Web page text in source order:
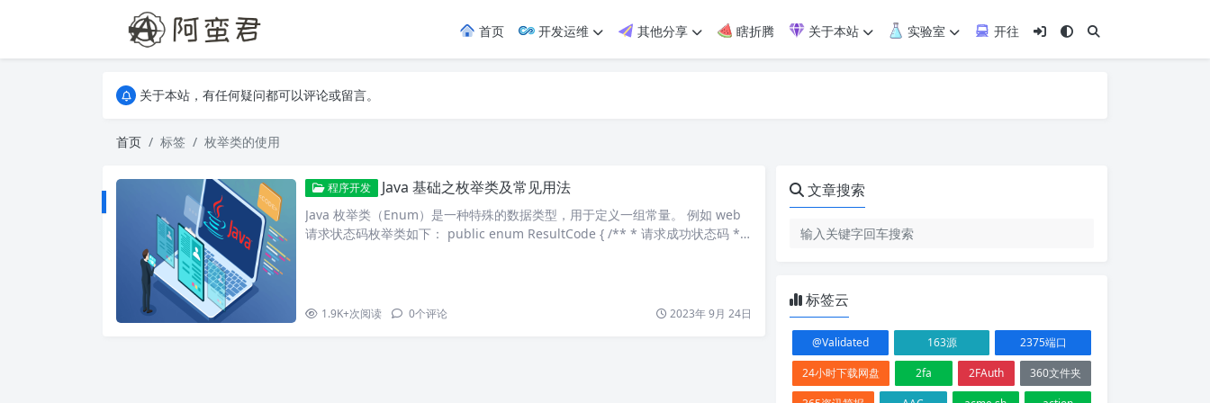
首页 开发运维 其他分享 瞎折腾 关于本站 实验室
开往
关于本站，有任何疑问都可以评论或留言。
关于本站，有任何疑问都可以评论或留言。
首页
标签 枚举类的使用
程序开发 Java 基础之枚举类及常见用法
Java 枚举类（Enum）是一种特殊的数据类型，用于定义一组常量。 例如 web
请求状态码枚举类如下： public enum ResultCode { /** * 请求成功状态码 */
1.9K+次阅读 0个评论 2023年 9月 24日
文章搜索
标签云
@Validated 163源
2375端口
24小时下载网盘
2fa 2FAuth
360文件夹